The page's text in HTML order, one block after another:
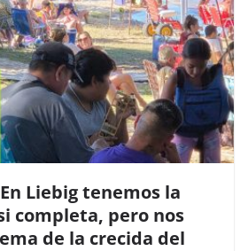
Liebig tenemos la
completa, pero nos
de la crecida del